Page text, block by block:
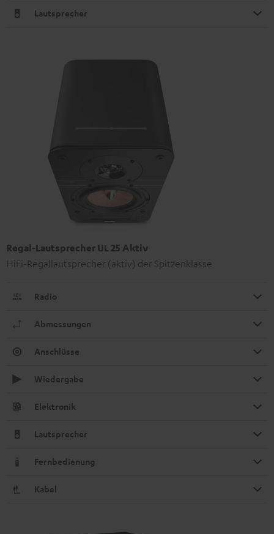
Lautsprecher
Regal-Lautsprecher UL 25 Aktiv
HiFi-Regallautsprecher (aktiv) der Spitzenklasse
Radio
Abmessungen
Anschlüsse
Wiedergabe
Elektronik
Lautsprecher
Fernbedienung
Kabel